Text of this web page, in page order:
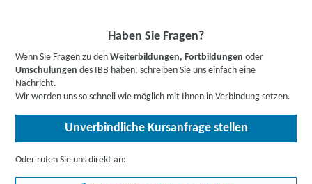
Das gestärkte Selbstvertrauen und die neu gewonnene
Motivation unterstützen Sie dabei, überzeugend in
Vorstellungsgesprächen aufzutreten. Durch die Entwicklung
realistischer beruflicher Perspektiven, die zu Ihren Erfahrungen
und dem aktuellen Arbeitsmarkt passen, erhöhen Sie Ihre
Chancen auf eine passende und nachhaltige Beschäftigung
Vorteil zu nutzen und sich erfolgreich auf dem modernen
Haben Sie Fragen?
Wenn Sie Fragen zu denWeiterbildungen, Fortbildungen oder
Umschulungen des IBB haben, schreiben Sie uns einfach eine
Nachricht.
Wir werden uns so schnell wie möglich mit Ihnen in Verbindung setzen.
Unverbindliche Kursanfrage stellen
Oder rufen Sie uns direkt an: